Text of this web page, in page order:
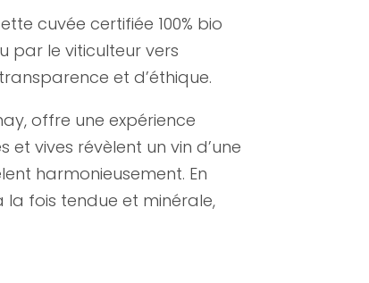
cuvée certifiée 100% bio
par le viticulteur vers
et d’éthique.
offre une expérience
vives révèlent un vin d’une
harmonieusement. En
fois tendue et minérale,